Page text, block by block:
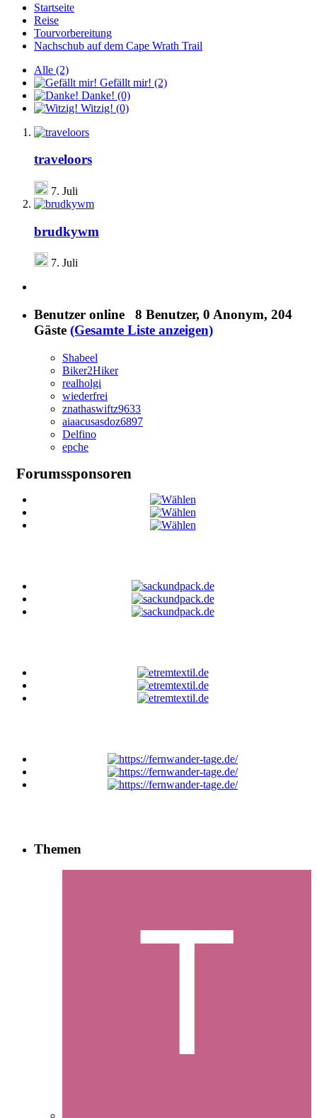
Startseite
Reise
Tourvorbereitung
Nachschub auf dem Cape Wrath Trail
Alle (2)
Gefällt mir! (2)
Danke! (0)
Witzig! (0)
traveloors
7. Juli
brudkywm
7. Juli
Benutzer online 8 Benutzer, 0 Anonym, 204
Gäste (Gesamte Liste anzeigen)
Shabeel
Biker2Hiker
realholgi
wiederfrei
znathaswiftz9633
aiaacusasdoz6897
Delfino
epche
Forumssponsoren
Themen